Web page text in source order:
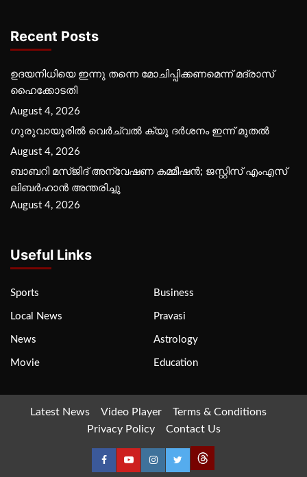
Recent Posts
ഉദയനിധിയെ ഇന്നു തന്നെ മോചിപ്പിക്കണമെന്ന് മദ്രാസ്
ഹൈക്കോടതി
August 4, 2026
ഗുരുവായൂരില്‍ വെര്‍ച്വല്‍ ക്യൂ ദര്‍ശനം ഇന്ന് മുതല്‍
August 4, 2026
ബാബറി മസ്ജിദ് അന്വേഷണ കമ്മീഷന്‍; ജസ്റ്റിസ് എംഎസ്
ലിബര്‍ഹാന്‍ അന്തരിച്ചു
August 4, 2026
Useful Links
Sports Business
Local News Pravasi
News Astrology
Movie Education
Latest News Video Player
Terms & Conditions
Privacy Policy
Contact Us